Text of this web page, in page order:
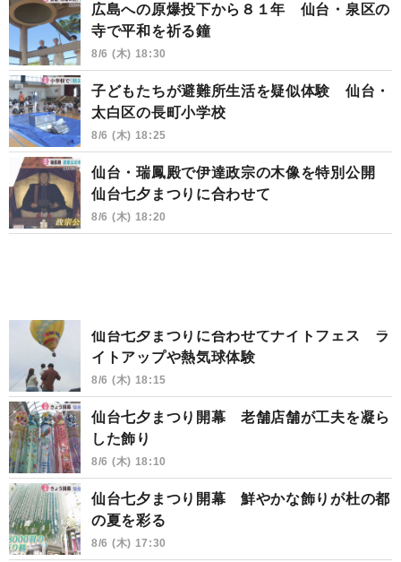
広島への原爆投下から８１年 仙台・泉区の
寺で平和を祈る鐘
8/6 (木) 18:30
子どもたちが避難所生活を疑似体験 仙台・
太白区の長町小学校
8/6 (木) 18:25
仙台・瑞鳳殿で伊達政宗の木像を特別公開
仙台七夕まつりに合わせて
8/6 (木) 18:20
仙台七夕まつりに合わせてナイトフェス ラ
イトアップや熱気球体験
8/6 (木) 18:15
仙台七夕まつり開幕 老舗店舗が工夫を凝ら
した飾り
8/6 (木) 18:10
仙台七夕まつり開幕 鮮やかな飾りが杜の都
の夏を彩る
8/6 (木) 17:30